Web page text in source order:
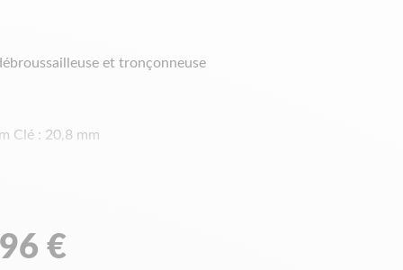
et tronçonneuse
Clé : 20,8 mm
€